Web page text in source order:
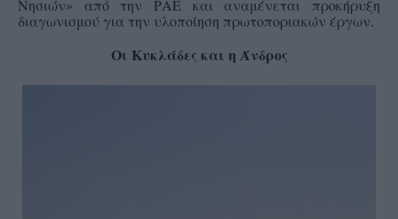
Νησιών» από την ΡΑΕ και αναμένεται προκήρυξη
διαγωνισμού για την υλοποίηση πρωτοποριακών έργων.
Οι Κυκλάδες και η Άνδρος